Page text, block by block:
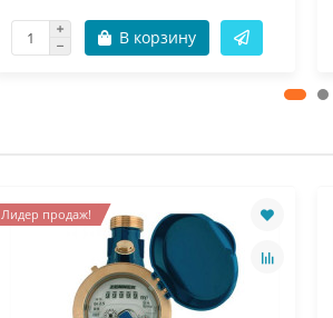
В корзину
Лидер продаж!